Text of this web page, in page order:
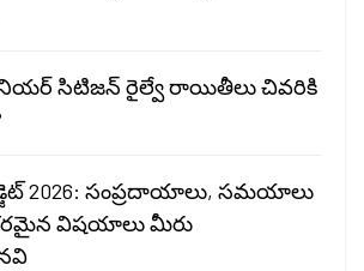
సిటిజన్ రైల్వే రాయితీలు చివరికి
2026: సంప్రదాయాలు, సమయాలు
విషయాలు మీరు